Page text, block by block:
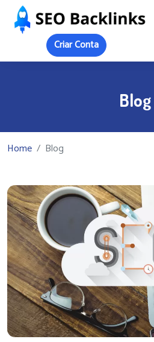
Criar Conta
Blog
Home Blog